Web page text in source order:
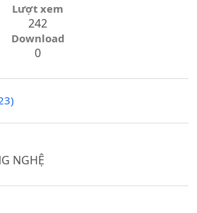
Lượt xem
242
Download
0
NGHỆ